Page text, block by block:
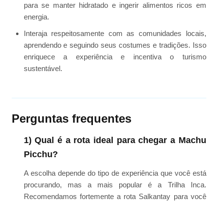
para se manter hidratado e ingerir alimentos ricos em
energia.
Interaja respeitosamente com as comunidades locais,
aprendendo e seguindo seus costumes e tradições. Isso
enriquece a experiência e incentiva o turismo
sustentável.
Perguntas frequentes
1) Qual é a rota ideal para chegar a Machu
Picchu?
A escolha depende do tipo de experiência que você está
procurando, mas a mais popular é a Trilha Inca.
Recomendamos fortemente a rota Salkantay para você